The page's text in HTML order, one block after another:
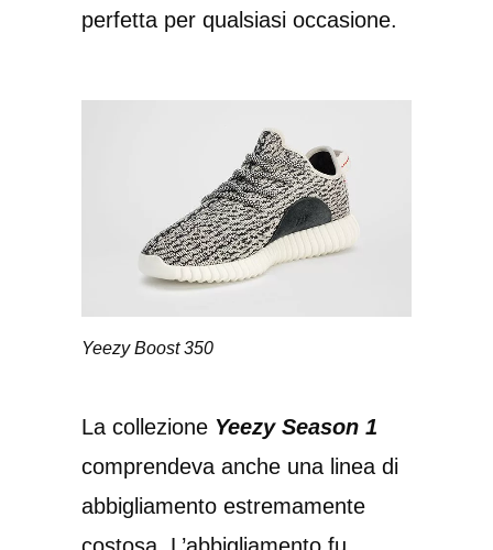
perfetta per qualsiasi occasione.
Yeezy Boost 350
La collezione Yeezy Season 1
comprendeva anche una linea di
abbigliamento estremamente